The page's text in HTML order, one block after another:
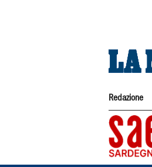
Redazione